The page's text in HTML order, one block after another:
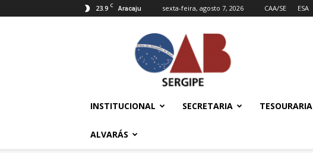
23.9 C Aracaju sexta-feira, agosto 7, 2026 CAA/SE ESA
OAB/SE
Ordem
do
INSTITUCIONAL SECRETARIA TESOURARIA
ALVARÁS